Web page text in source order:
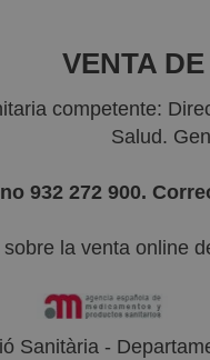
VENTA
competente:
Salud.
932 272 900.
la venta online
Sanitària -